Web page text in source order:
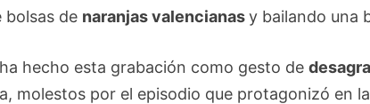
bolsas de naranjas valencianasy bailando una
hecho esta grabación como gesto de
molestos por el episodio que protagonizó en